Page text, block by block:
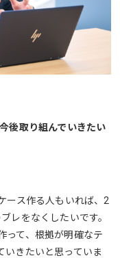
後取り組んでいきたい
ース作る人もいれば、2
レをなくしたいです。
って、根拠が明確なテ
いきたいと思っていま